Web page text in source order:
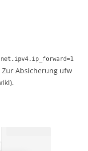
net.ipv4.ip_forward=1
Absicherung ufw